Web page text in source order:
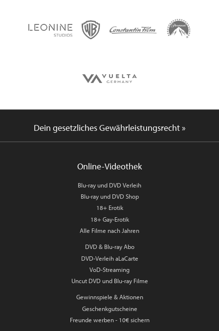
Dein gesetzliches Gewährleistungsrecht »
Online-Videothek
Blu-ray und DVD Verleih
Blu-ray und DVD Shop
18+ Erotik
18+ Gay-Erotik
Alle Filme nach Jahren
DVD & Blu-ray Abo
DVD-Verleih aLaCarte
VoD-Streaming
Uncut DVD und Blu-ray Filme
Gewinnspiele & Aktionen
Geschenkgutscheine
Freunde werben - 10€ sichern